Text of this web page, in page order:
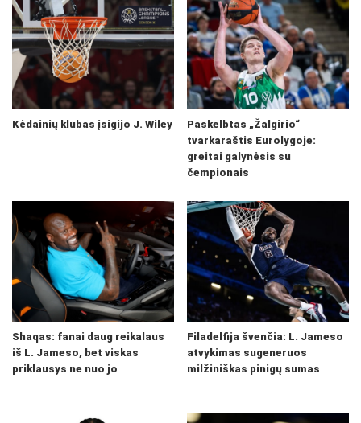
Kėdainių klubas įsigijo J. Wiley
Paskelbtas „Žalgirio“
tvarkaraštis Eurolygoje:
greitai galynėsis su
čempionais
Shaqas: fanai daug reikalaus
iš L. Jameso, bet viskas
priklausys ne nuo jo
Filadelfija švenčia: L. Jameso
atvykimas sugeneruos
milžiniškas pinigų sumas